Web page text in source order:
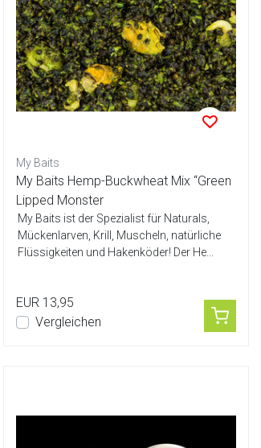
My Baits
My Baits Hemp-Buckwheat Mix “Green
Lipped Monster
My Baits ist der Spezialist für Naturals,
Mückenlarven, Krill, Muscheln, natürliche
Flüssigkeiten und Hakenköder! Der He...
EUR 13,95
Vergleichen